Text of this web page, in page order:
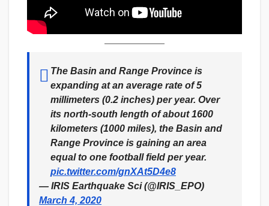
The Basin and Range Province is
expanding at an average rate of 5
millimeters (0.2 inches) per year. Over
its north-south length of about 1600
kilometers (1000 miles), the Basin and
Range Province is gaining an area
equal to one football field per year.
pic.twitter.com/gnXAt5D4e8
— IRIS Earthquake Sci (@IRIS_EPO)
March 4, 2020